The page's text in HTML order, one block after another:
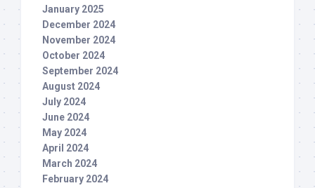
January 2025
December 2024
November 2024
October 2024
September 2024
August 2024
July 2024
June 2024
May 2024
April 2024
March 2024
February 2024